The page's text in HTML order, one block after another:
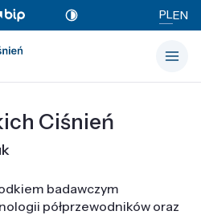
PLEN
Ciśnień
badawczym
półprzewodników oraz